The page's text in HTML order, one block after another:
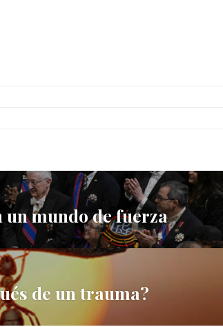
un mundo de fuerza
de un trauma?